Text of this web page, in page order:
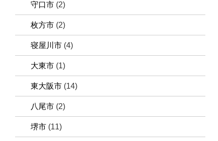
守口市 (2)
枚方市 (2)
寝屋川市 (4)
大東市 (1)
東大阪市 (14)
八尾市 (2)
堺市 (11)